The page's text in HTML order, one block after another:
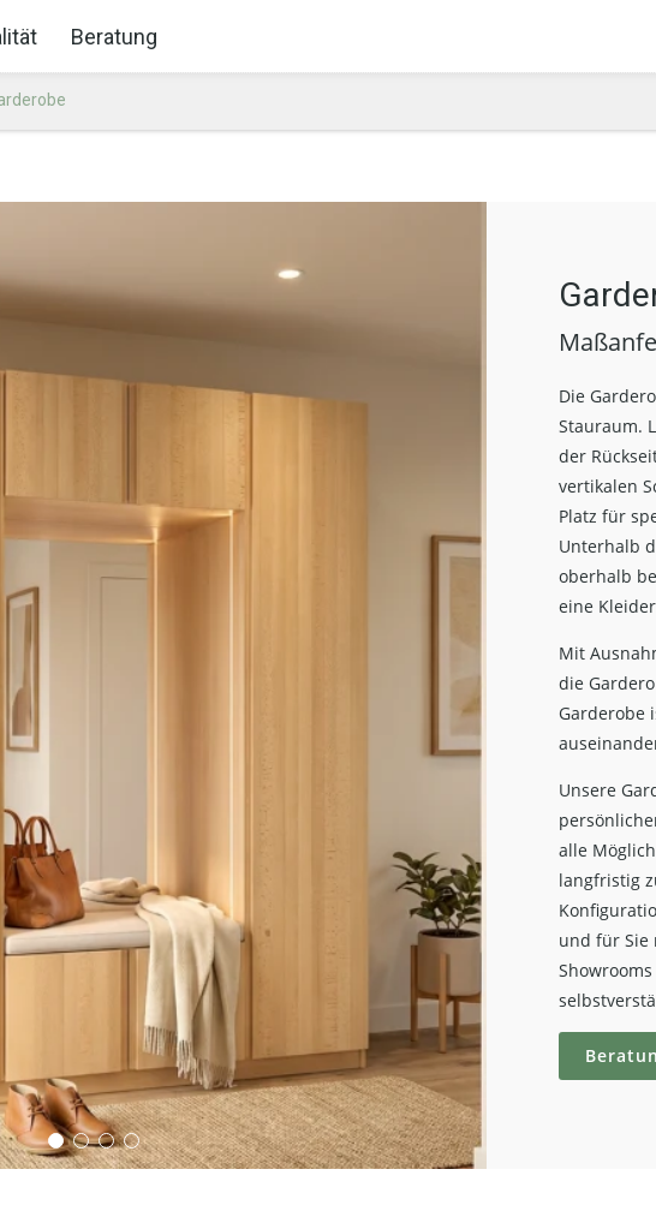
Beratung
Die
Stauraum.
der
vertikalen
Platz für
Unterhalb
oberhalb
eine
Mit
die
Garderobe
Unsere
alle
langfristig
und für Sie